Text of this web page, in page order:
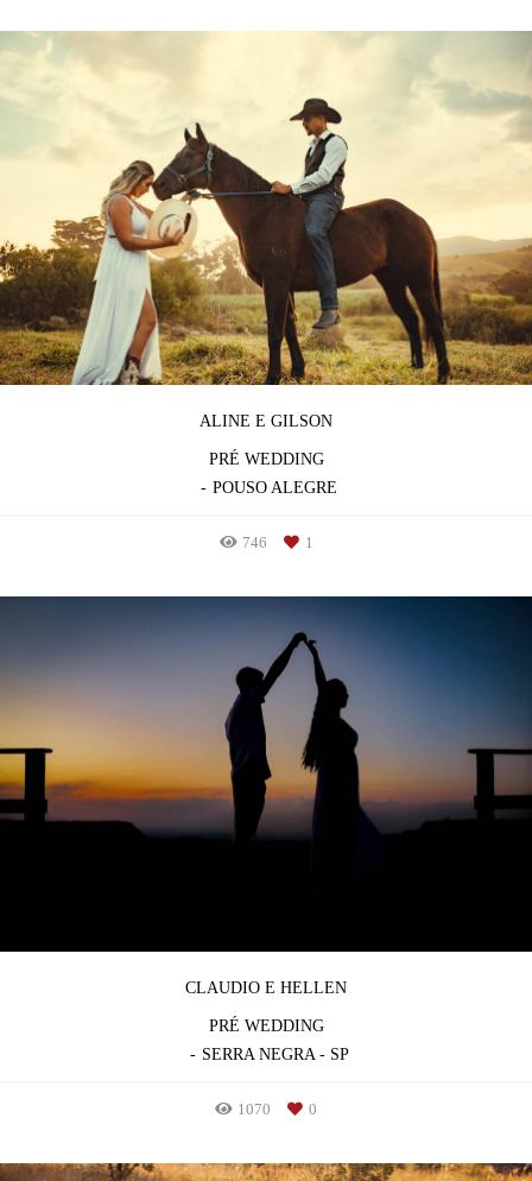
ALINE E GILSON
PRÉ WEDDING
POUSO ALEGRE
746 1
CLAUDIO E HELLEN
PRÉ WEDDING
SERRA NEGRA - SP
1070 0